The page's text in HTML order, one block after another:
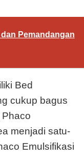
Pemandangan
Bed
cukup bagus
menjadi satu-
Emulsifikasi